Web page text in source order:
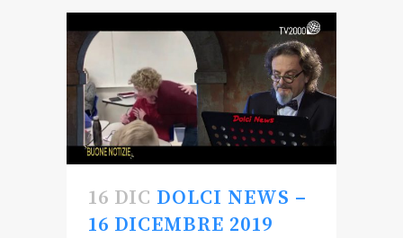
16 DIC DOLCI NEWS –
16 DICEMBRE 2019